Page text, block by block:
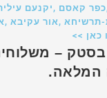
קאסם ,יקנעם
תרשיחא ,אור עקיבא
>>
–
המלאה.